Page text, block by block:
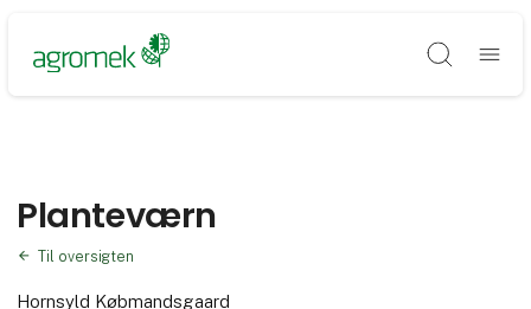
Søg
Planteværn
Til oversigten
Hornsyld Købmandsgaard